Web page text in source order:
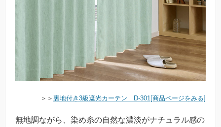
＞＞ 裏地付き3級遮光カーテン D-301[商品ページをみる]
無地調ながら、染め糸の自然な濃淡がナチュラル感の